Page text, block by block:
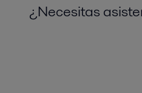
¿Necesitas